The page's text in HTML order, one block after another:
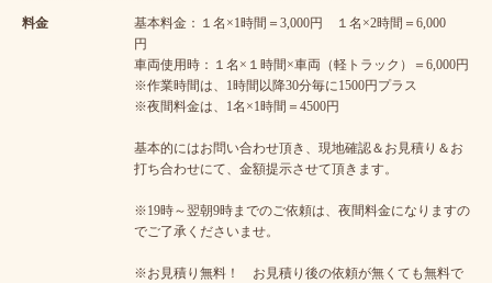
料金
基本料金：１名×1時間＝3,000円 １名×2時間＝6,000
円
車両使用時：１名×１時間×車両（軽トラック）＝6,000円
※作業時間は、1時間以降30分毎に1500円プラス
※夜間料金は、1名×1時間＝4500円
基本的にはお問い合わせ頂き、現地確認＆お見積り＆お
打ち合わせにて、金額提示させて頂きます。
※19時～翌朝9時までのご依頼は、夜間料金になりますの
でご了承くださいませ。
※お見積り無料！ お見積り後の依頼が無くても無料で